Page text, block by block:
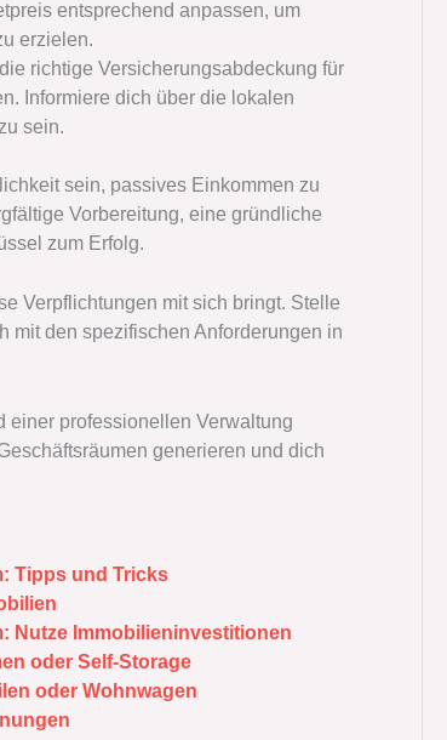
entsprechend anpassen, um
erzielen.
richtige Versicherungsabdeckung für
Informiere dich über die lokalen
sein.
sein, passives Einkommen zu
Vorbereitung, eine gründliche
zum Erfolg.
Verpflichtungen mit sich bringt. Stelle
mit den spezifischen Anforderungen in
einer professionellen Verwaltung
generieren und dich
Tipps und Tricks
Nutze Immobilieninvestitionen
oder Self-Storage
oder Wohnwagen